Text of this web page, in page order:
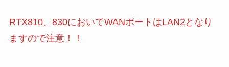
RTX810、830においてWANポートはLAN2となり
ますので注意！！